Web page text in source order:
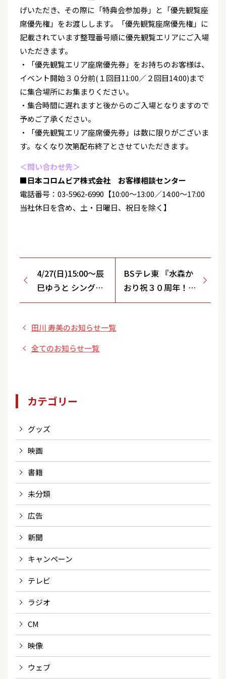
げいただき、その際に「特典会参加券」と「優先観覧座
席優先権」をお渡しします。「優先観覧座席優先権」に
記載されています整理番号順に優先観覧エリアにご入場
いただきます。
・「優先観覧エリア座席優先券」をお持ちのお客様は、
イベント開始３０分前(１回目11:00／２回目14:00)まで
に集合場所にお集まりください。
・集合時間に遅れますと後からのご入場となりますので
予めご了承ください。
・「優先観覧エリア座席優先券」は数に限りがございま
す。なくなり次第配布終了とさせていただきます。
＜問い合わせ先＞
■日本コロムビア株式会社 お客様相談センター
電話番号：03-5962-6990【10:00～13:00／14:00～17:00
当社休日を含め、土・日曜日、祝日を除く】
4/27(日)15:00～辰
巳ゆうと シングル
「運命の夏」発売
決定！【フレスポ
鳥栖/佐賀県】
BSテレ東 『水森か
おり祝３０周年！思
い出めぐり～うた散
田川 寿美のお知らせ一覧
全てのお知らせ一覧
カテゴリー
グッズ
映画
書籍
未分類
広告
新聞
キャンペーン
テレビ
ラジオ
CM
映像
ウェブ